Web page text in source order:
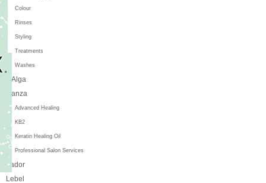
Colour
Rinses
Styling
Treatments
Washes
L'Alga
L'anza
Advanced Healing
KB2
Keratin Healing Oil
Professional Salon Services
Lador
Lebel